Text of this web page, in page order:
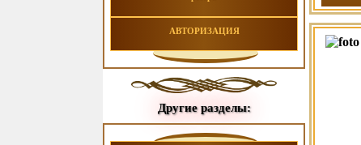
АВТОРИЗАЦИЯ
Другие разделы: